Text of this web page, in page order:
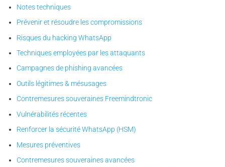
Notes techniques
Prévenir et résoudre les compromissions
Risques du hacking WhatsApp
Techniques employées par les attaquants
Campagnes de phishing avancées
Outils légitimes & mésusages
Contremesures souveraines Freemindtronic
Vulnérabilités récentes
Renforcer la sécurité WhatsApp (HSM)
Mesures préventives
Contremesures souveraines avancées